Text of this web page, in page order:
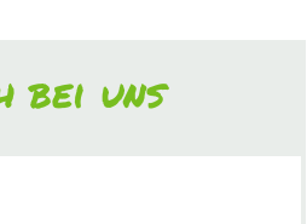
bei uns